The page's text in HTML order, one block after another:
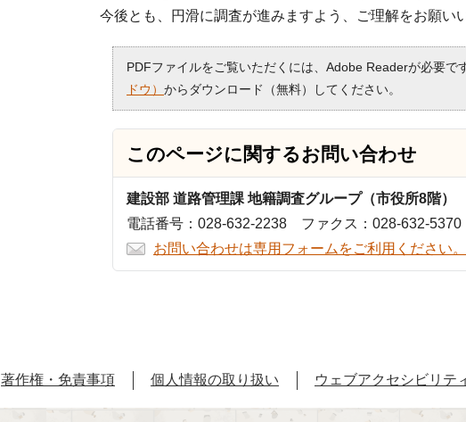
今後とも、円滑に調査が進みますよう、ご理解をお願い
PDFファイルをご覧いただくには、Adobe Readerが必要で
ドウ） からダウンロード（無料）してください。
このページに関するお問い合わせ
建設部 道路管理課 地籍調査グループ（市役所8階）
電話番号：028-632-2238 ファクス：028-632-5370
お問い合わせは専用フォームをご利用ください。
著作権・免責事項 個人情報の取り扱い ウェブアクセシビリテ